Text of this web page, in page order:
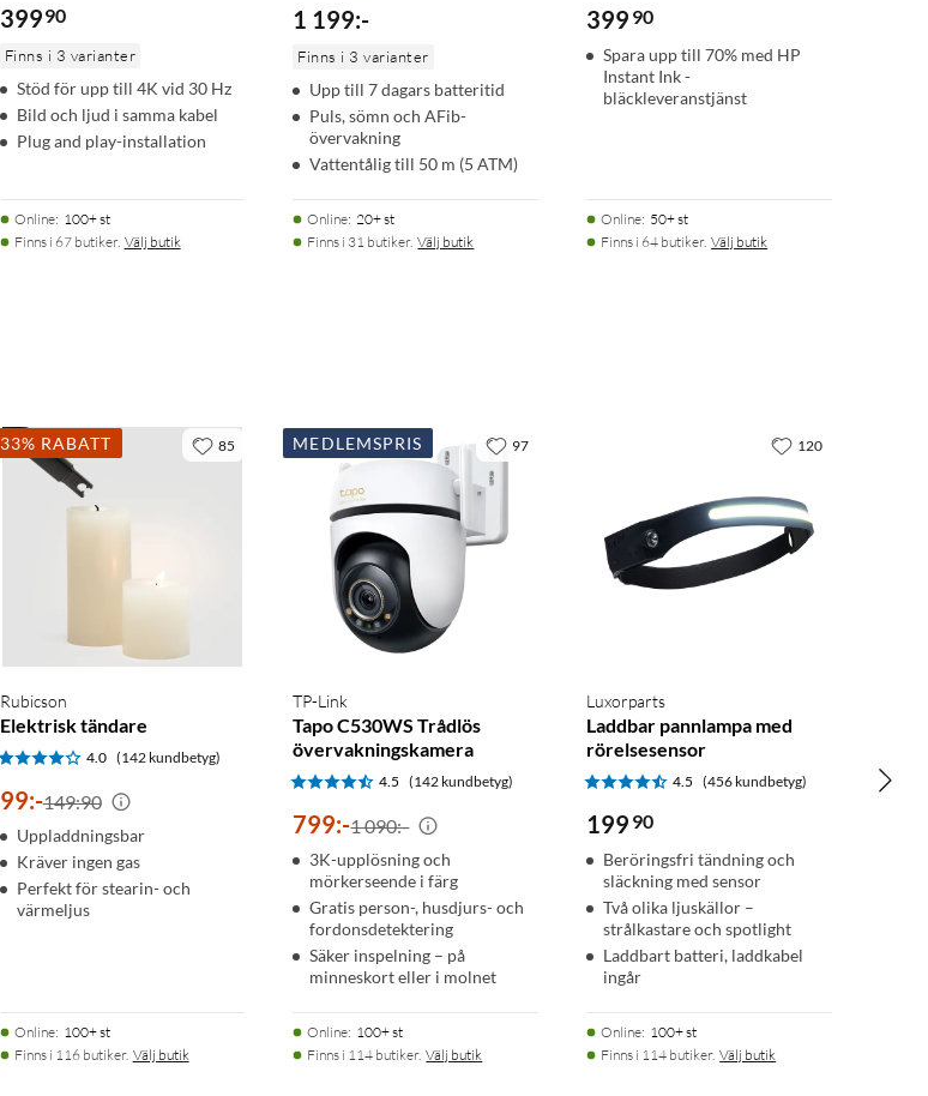
39990
Finns i 3 varianter
Stöd för upp till 4K vid 30 Hz
Bild och ljud i samma kabel
Plug and play-installation
Online: 100+ st
Finns i 67 butiker. Välj butik
1 199:-
Finns i 3 varianter
Upp till 7 dagars batteritid
Puls, sömn och AFib-
övervakning
Vattentålig till 50 m (5 ATM)
Online: 20+ st
Finns i 31 butiker. Välj butik
399 90
Spara upp till 70% med HP
Instant Ink -
bläckleveranstjänst
Online: 50+ st
Finns i 64 butiker. Välj butik
33% RABATT
Rubicson
Elektrisk tändare
4.0 (142 kundbetyg)
99:-149:90
Uppladdningsbar
Kräver ingen gas
Perfekt för stearin- och
värmeljus
Online: 100+ st
Finns i 116 butiker. Välj butik
85 MEDLEMSPRIS
TP-Link
Tapo C530WS Trådlös
övervakningskamera
4.5 (142 kundbetyg)
799:-1 090:-
3K-upplösning och
mörkerseende i färg
Gratis person-, husdjurs- och
fordonsdetektering
Säker inspelning – på
minneskort eller i molnet
Online: 100+ st
Finns i 114 butiker. Välj butik
97
Luxorparts
Laddbar pannlampa med
rörelsesensor
4.5 (456 kundbetyg)
199 90
Beröringsfri tändning och
släckning med sensor
Två olika ljuskällor –
strålkastare och spotlight
Laddbart batteri, laddkabel
ingår
Online: 100+ st
Finns i 114 butiker. Välj butik
120